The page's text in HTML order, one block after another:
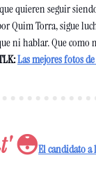
quieren seguir
Quim Torra, sigue
ni hablar. Que
Las mejores fotos
😳El candidato a